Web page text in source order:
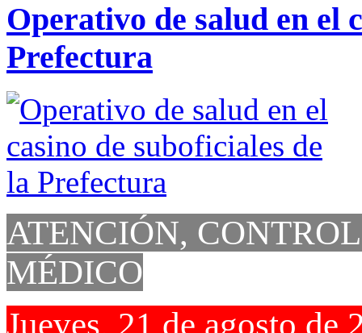
Operativo de salud en el
Prefectura
ATENCIÓN,
MÉDICO
Jueves, 21 de agosto de